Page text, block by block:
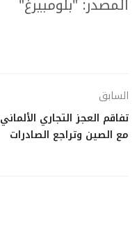
السابق
تفاقم العجز التجاري الألماني
مع الصين وتراجع الصادرات